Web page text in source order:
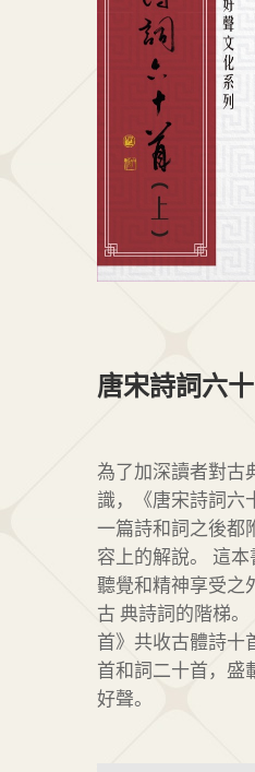
唐宋詩詞六
為了加深讀者對古
識，《唐宋詩詞六
一篇詩和詞之後都
容上的解說。 這
聽覺和精神享受之
古 典詩詞的階梯
首》共收古體詩十
首和詞二十首，盛
好聲。